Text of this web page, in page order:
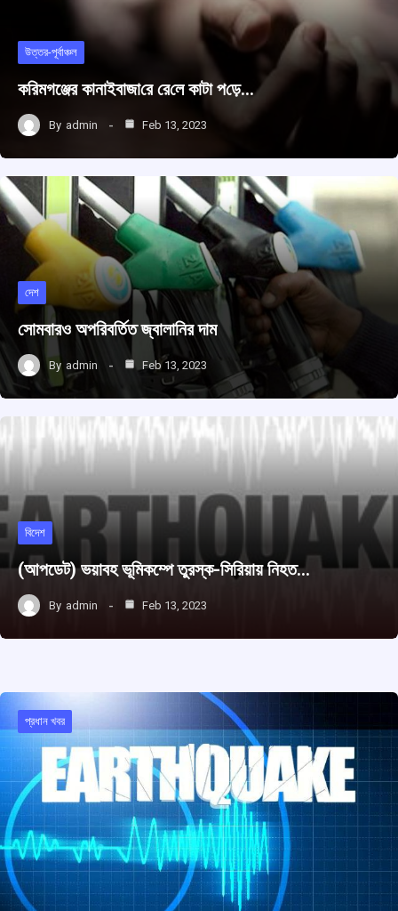
উত্তর-পূর্বাঞ্চল
করিমগঞ্জের কানাইবাজা‌রে রে‌লে কাটা প‌ড়ে…
By admin Feb 13, 2023
দেশ
সোমবারও অপরিবর্তিত জ্বালানির দাম
By admin Feb 13, 2023
বিদেশ
(আপডেট) ভয়াবহ ভূমিকম্পে তুরস্ক-সিরিয়ায় নিহত…
By admin Feb 13, 2023
প্রধান খবর